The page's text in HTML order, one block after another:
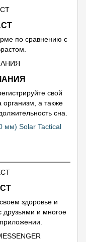
по сравнению с
свой
организм, а также
сна.
здоровье и
друзьями и многое